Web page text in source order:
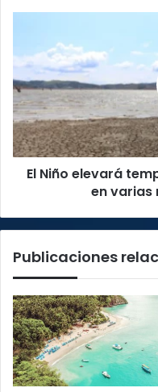
elevará
temperaturas
y
reducirá
lluvias
en
varias
regiones
El Niño elevará
en varias
Publicaciones